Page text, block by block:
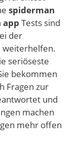
spiderman
app Tests sind
der
weiterhelfen.
seriöseste
bekommen
Fragen zur
und
machen
mehr offen